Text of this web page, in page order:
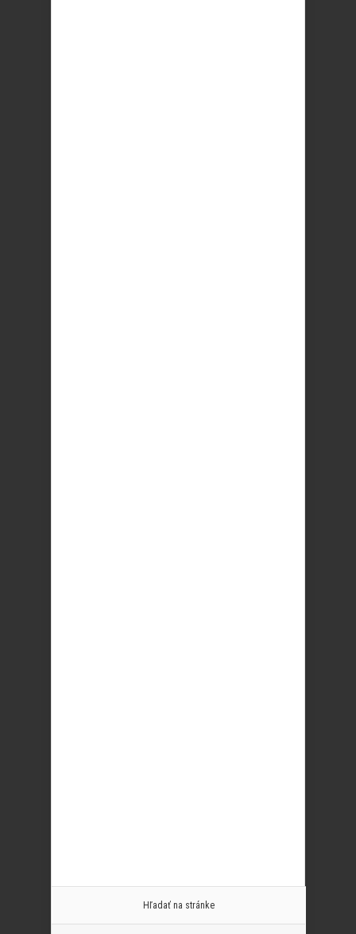
Hľadať na stránke